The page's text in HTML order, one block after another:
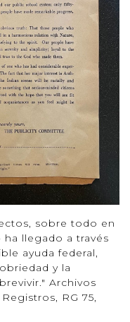
sobre todo en
llegado a través
ayuda federal,
y la
Archivos
RG 75,